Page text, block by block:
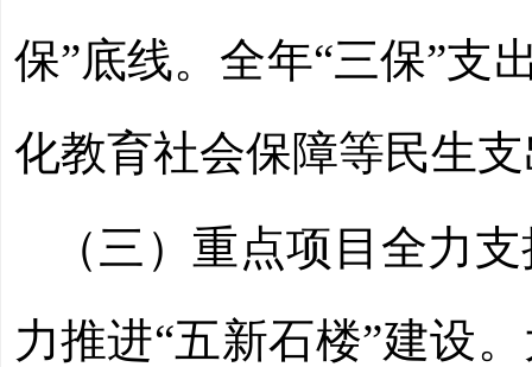
保”底线。 全年“三保”支
化教育社会保障等民生
（三）重点项目全力
力推进“五新石楼”建设